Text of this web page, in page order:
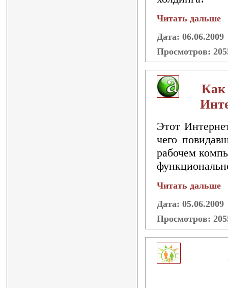
Читать дальше
Дата: 06.06.2009
Просмотров:
Как
Этот
чего
рабочем
Читать дальше
Дата: 05.06.2009
Просмотров: